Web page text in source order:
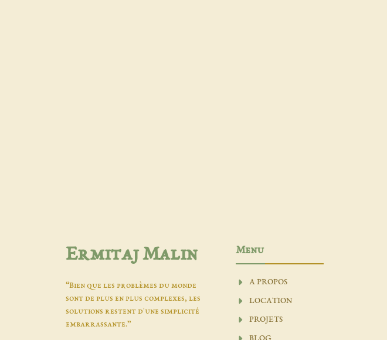
Ermitaj Malin
“Bien que les problèmes du monde
sont de plus en plus complexes, les
solutions restent d'une simplicité
embarrassante.”
Menu
A PROPOS
LOCATION
PROJETS
BLOG